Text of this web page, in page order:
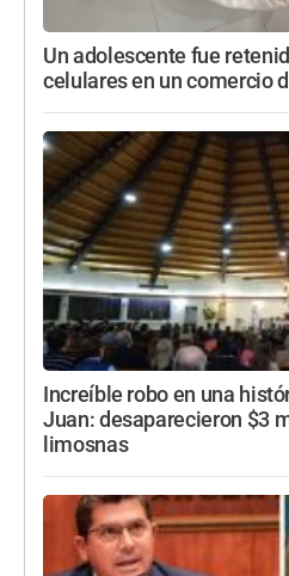
Un adolescente fue
celulares en un comercio
Increíble robo en una
Juan: desaparecieron $3
limosnas